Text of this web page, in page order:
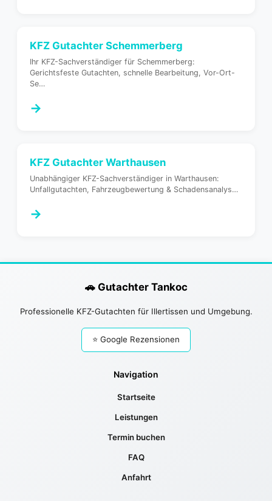
KFZ Gutachter Schemmerberg
Ihr KFZ-Sachverständiger für Schemmerberg:
Gerichtsfeste Gutachten, schnelle Bearbeitung, Vor-Ort-
Se…
→
KFZ Gutachter Warthausen
Unabhängiger KFZ-Sachverständiger in Warthausen:
Unfallgutachten, Fahrzeugbewertung & Schadensanalys…
→
🚗 Gutachter Tankoc
Professionelle KFZ-Gutachten für Illertissen und Umgebung.
⭐ Google Rezensionen
Navigation
Startseite
Leistungen
Termin buchen
FAQ
Anfahrt